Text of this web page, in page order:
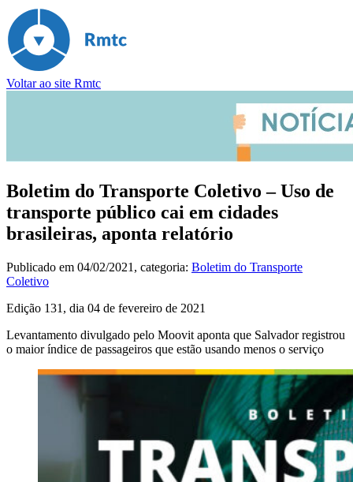
Voltar ao site Rmtc
Boletim do Transporte Coletivo – Uso de
transporte público cai em cidades
brasileiras, aponta relatório
Publicado em 04/02/2021 , categoria: Boletim do Transporte
Coletivo
Edição 131, dia 04 de fevereiro de 2021
Levantamento divulgado pelo Moovit aponta que Salvador registrou
o maior índice de passageiros que estão usando menos o serviço